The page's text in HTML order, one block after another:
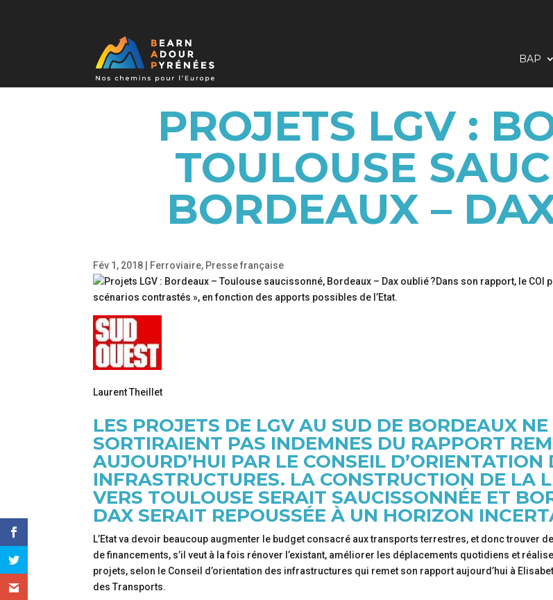
BAP
PROJETS LGV :
TOULOUSE
BORDEAUX –
Fév 1, 2018 Ferroviaire, Presse française
Dans son rapport, le COI
scénarios contrastés », en fonction des apports possibles de l’Etat.
Laurent Theillet
LES PROJETS DE LGV AU SUD DE BORDEAUX NE
SORTIRAIENT PAS INDEMNES DU RAPPORT
AUJOURD’HUI PAR LE CONSEIL D’ORIENTATION
INFRASTRUCTURES. LA CONSTRUCTION DE LA
VERS TOULOUSE SERAIT SAUCISSONNÉE ET
DAX SERAIT REPOUSSÉE À UN HORIZON
L’Etat va devoir beaucoup augmenter le budget consacré aux transports terrestres, et donc trouver
de financements, s’il veut à la fois rénover l’existant, améliorer les déplacements quotidiens et
projets, selon le Conseil d’orientation des infrastructures qui remet son rapport aujourd’hui à
des Transports.